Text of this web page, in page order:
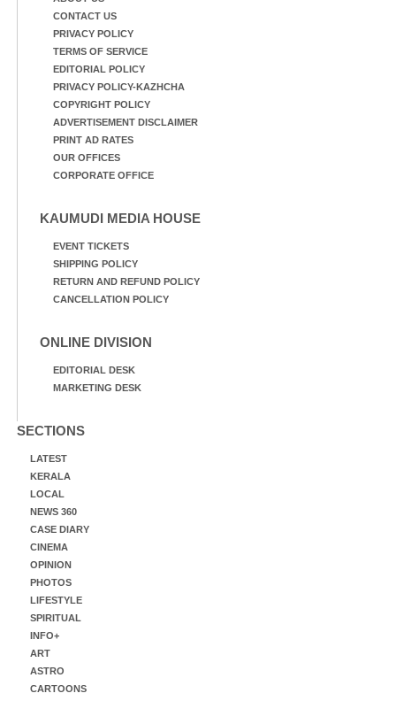
CONTACT US
PRIVACY POLICY
TERMS OF SERVICE
EDITORIAL POLICY
PRIVACY POLICY-KAZHCHA
COPYRIGHT POLICY
ADVERTISEMENT DISCLAIMER
PRINT AD RATES
OUR OFFICES
CORPORATE OFFICE
KAUMUDI MEDIA HOUSE
EVENT TICKETS
SHIPPING POLICY
RETURN AND REFUND POLICY
CANCELLATION POLICY
ONLINE DIVISION
EDITORIAL DESK
MARKETING DESK
SECTIONS
LATEST
KERALA
LOCAL
NEWS 360
CASE DIARY
CINEMA
OPINION
PHOTOS
LIFESTYLE
SPIRITUAL
INFO+
ART
ASTRO
CARTOONS